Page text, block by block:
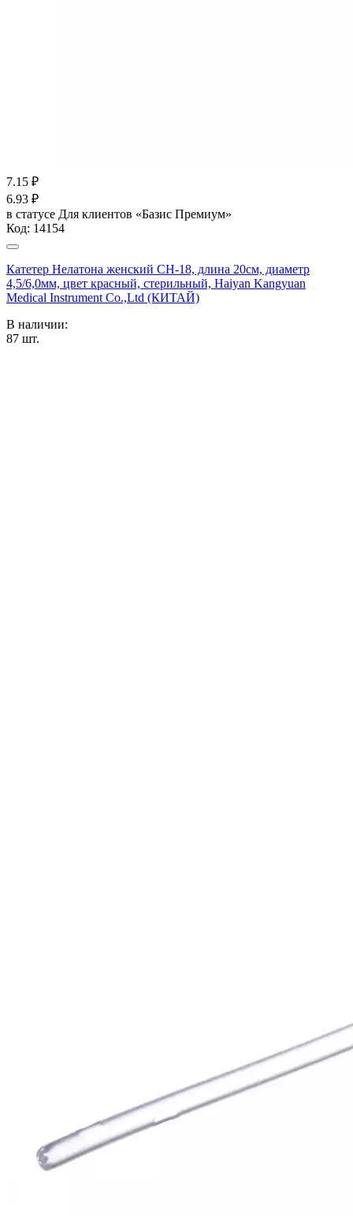
7.15 ₽
6.93 ₽
в статусе Для клиентов «Базис Премиум»
Код: 14154
Катетер Нелатона женский CH-18, длина 20см, диаметр
4,5/6,0мм, цвет красный, стерильный, Haiyan Kangyuan
Medical Instrument Co.,Ltd (КИТАЙ)
В наличии:
87 шт.